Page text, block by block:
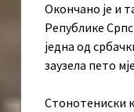
Окончано је и
Републике
једна од
заузела пето
Стонотениски